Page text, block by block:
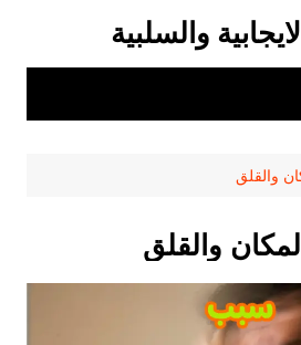
والسلبية
والقلق
والقلق